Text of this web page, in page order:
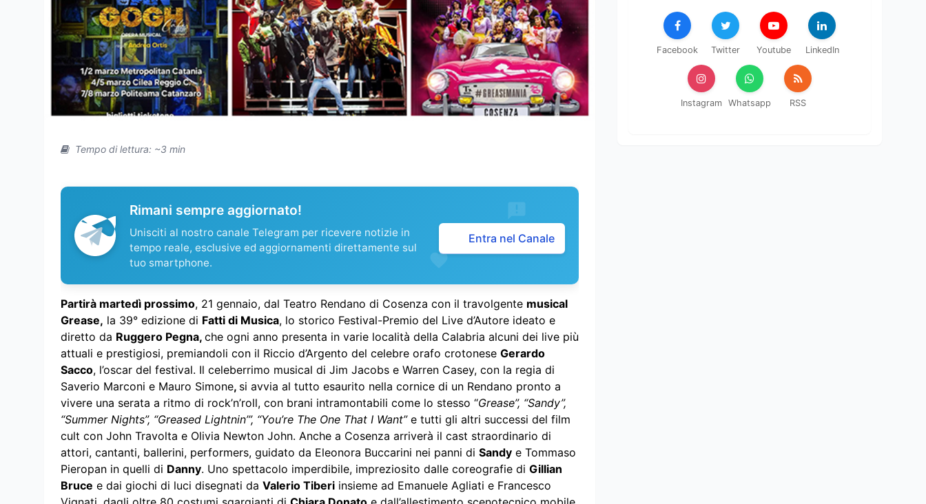
Tempo di lettura: ~3 min
Rimani sempre aggiornato!
Unisciti al nostro canale Telegram per ricevere notizie in
tempo reale, esclusive ed aggiornamenti direttamente sul
tuo smartphone.
Entra nel Canale
Partirà martedì prossimo, 21 gennaio, dal Teatro Rendano di Cosenza con il travolgente musical
Grease, la 39° edizione di Fatti di Musica, lo storico Festival-Premio del Live d’Autore ideato e
diretto da Ruggero Pegna, che ogni anno presenta in varie località della Calabria alcuni dei live più
attuali e prestigiosi, premiandoli con il Riccio d’Argento del celebre orafo crotonese Gerardo
Sacco, l’oscar del festival. Il celeberrimo musical di Jim Jacobs e Warren Casey, con la regia di
Saverio Marconi e Mauro Simone, si avvia al tutto esaurito nella cornice di un Rendano pronto a
vivere una serata a ritmo di rock’n’roll, con brani intramontabili come lo stesso “Grease”, “Sandy”,
“Summer Nights”, “Greased Lightnin’”, “You’re The One That I Want”e tutti gli altri successi del film
cult con John Travolta e Olivia Newton John. Anche a Cosenza arriverà il cast straordinario di
attori, cantanti, ballerini, performers, guidato da Eleonora Buccarini nei panni di Sandy e Tommaso
Pieropan in quelli di Danny. Uno spettacolo imperdibile, impreziosito dalle coreografie di Gillian
Bruce e dai giochi di luci disegnati da Valerio Tiberi insieme ad Emanuele Agliati e Francesco
Facebook Twitter Youtube LinkedIn
Instagram Whatsapp RSS